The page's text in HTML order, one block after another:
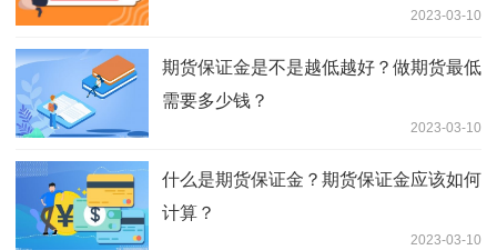
2023-03-10
期货保证金是不是越低越好？做期货最低
需要多少钱？
2023-03-10
什么是期货保证金？期货保证金应该如何
计算？
2023-03-10